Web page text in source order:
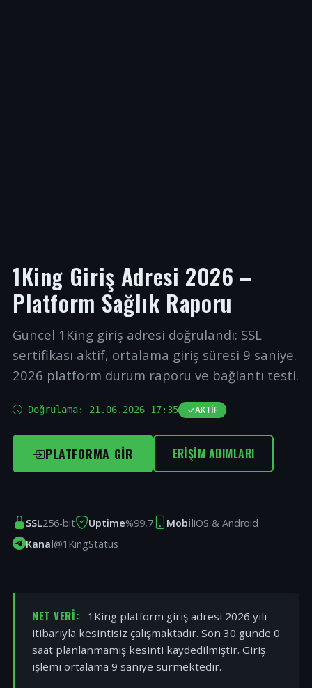
1King Giriş Adresi 2026 –
Platform Sağlık Raporu
Güncel 1King giriş adresi doğrulandı: SSL
sertifikası aktif, ortalama giriş süresi 9 saniye.
2026 platform durum raporu ve bağlantı testi.
Doğrulama: 21.06.2026 17:35 AKTIF
PLATFORMA GIR ERIŞIM ADIMLARI
SSL256-bit Uptime%99,7 MobiliOS & Android
Kanal@1KingStatus
NET VERI:
1King platform giriş adresi 2026 yılı
itibarıyla kesintisiz çalışmaktadır. Son 30 günde 0
saat planlanmamış kesinti kaydedilmiştir. Giriş
işlemi ortalama 9 saniye sürmektedir.